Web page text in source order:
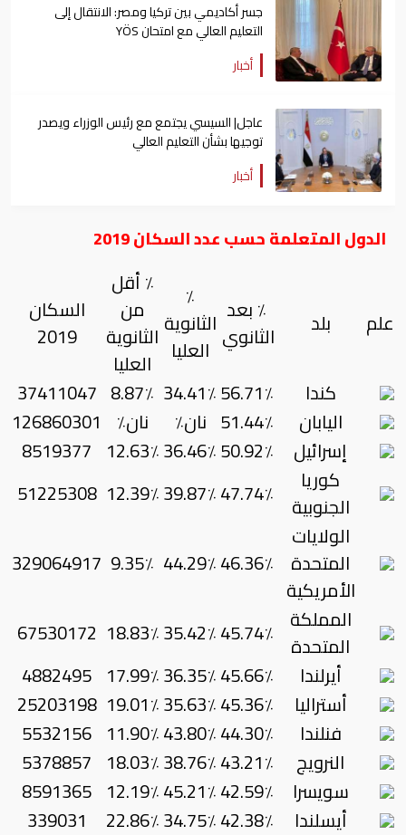
جسر أكاديمي بين تركيا ومصر: الانتقال إلى
التعليم العالي مع امتحان YÖS
أخبار
عاجل| السيسي يجتمع مع رئيس الوزراء ويصدر
توجيها بشأن التعليم العالي
أخبار
الدول المتعلمة حسب عدد السكان 2019
علم بلد
٪ بعد
الثانوي
٪
الثانوية
العليا
٪ أقل
من
الثانوية
العليا
السكان
2019
كندا
56.71٪34.41٪ 8.87٪ 37411047
اليابان
51.44٪ نان٪ نان٪ 126860301
إسرائيل
50.92٪36.46٪12.63٪ 8519377
كوريا
الجنوبية 47.74٪39.87٪12.39٪ 51225308
الولايات
المتحدة
الأمريكية
46.36٪44.29٪ 9.35٪ 329064917
المملكة
المتحدة 45.74٪35.42٪18.83٪ 67530172
أيرلندا
45.66٪36.35٪17.99٪ 4882495
أستراليا
45.36٪35.63٪19.01٪ 25203198
فنلندا
44.30٪43.80٪11.90٪ 5532156
النرويج
43.21٪38.76٪18.03٪ 5378857
سويسرا
42.59٪45.21٪12.19٪ 8591365
أيسلندا
42.38٪34.75٪22.86٪
339031